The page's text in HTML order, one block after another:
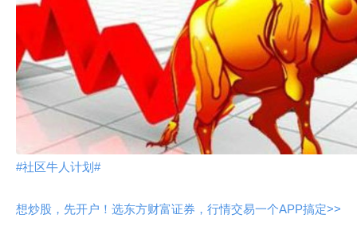
#社区牛人计划#
想炒股，先开户！选东方财富证券，行情交易一个APP搞定>>